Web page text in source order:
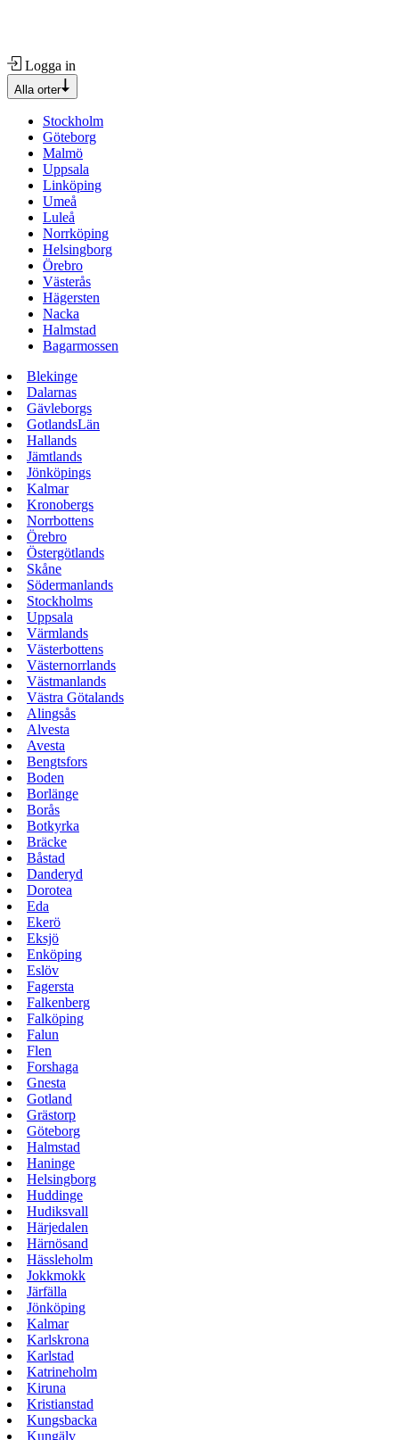
Logga in
Alla orter
Stockholm
Göteborg
Malmö
Uppsala
Linköping
Umeå
Luleå
Norrköping
Helsingborg
Örebro
Västerås
Hägersten
Nacka
Halmstad
Bagarmossen
Blekinge
Dalarnas
Gävleborgs
GotlandsLän
Hallands
Jämtlands
Jönköpings
Kalmar
Kronobergs
Norrbottens
Örebro
Östergötlands
Skåne
Södermanlands
Stockholms
Uppsala
Värmlands
Västerbottens
Västernorrlands
Västmanlands
Västra Götalands
Alingsås
Alvesta
Avesta
Bengtsfors
Boden
Borlänge
Borås
Botkyrka
Bräcke
Båstad
Danderyd
Dorotea
Eda
Ekerö
Eksjö
Enköping
Eslöv
Fagersta
Falkenberg
Falköping
Falun
Flen
Forshaga
Gnesta
Gotland
Grästorp
Göteborg
Halmstad
Haninge
Helsingborg
Huddinge
Hudiksvall
Härjedalen
Härnösand
Hässleholm
Jokkmokk
Järfälla
Jönköping
Kalmar
Karlskrona
Karlstad
Katrineholm
Kiruna
Kristianstad
Kungsbacka
Kungälv